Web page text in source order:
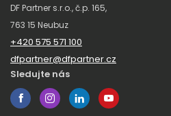
DF Partner s.r.o., č.p. 165,
763 15 Neubuz
+420 575 571 100
dfpartner@dfpartner.cz
Sledujte nás